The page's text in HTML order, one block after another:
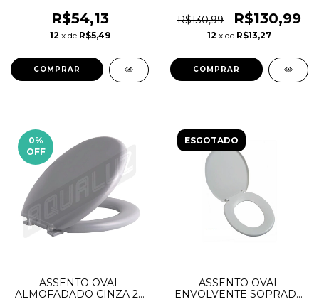
R$54,13
12 x de R$5,49
R$130,99
R$130,99
12 x de R$13,27
0%
OFF
ASSENTO OVAL
ALMOFADADO CINZA 2 -
ESGOTADO
ASSENTO OVAL
ENVOLVENTE SOPRADO